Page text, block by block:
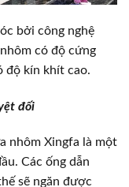
bởi công nghệ
có độ cứng
độ kín khít cao.
đối
nhôm Xingfa là một
Các ống dẫn
sẽ ngăn được